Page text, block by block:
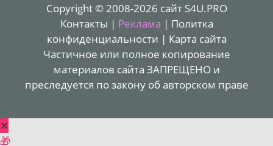
Copyright © 2008-2026 сайт S4U.PRO
Контакты | Реклама | Политка
конфиденциальности | Карта сайта
Частичное или полное копирование
материалов сайта ЗАПРЕЩЕНО и
преследуется по закону об авторском праве
✕
🎁